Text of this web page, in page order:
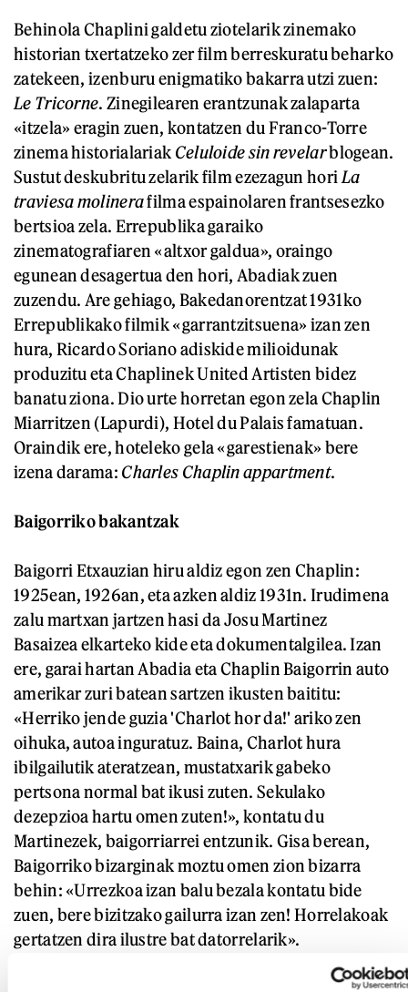
Behinola Chaplini galdetu ziotelarik zinemako
historian txertatzeko zer film berreskuratu beharko
zatekeen, izenburu enigmatiko bakarra utzi zuen:
Le Tricorne. Zinegilearen erantzunak zalaparta
«itzela» eragin zuen, kontatzen du Franco-Torre
zinema historialariak Celuloide sin revelarblogean.
Sustut deskubritu zelarik film ezezagun hori La
traviesa molinerafilma espainolaren frantsesezko
bertsioa zela. Errepublika garaiko
zinematografiaren «altxor galdua», oraingo
egunean desagertua den hori, Abadiak zuen
zuzendu. Are gehiago, Bakedanorentzat 1931ko
Errepublikako filmik «garrantzitsuena» izan zen
hura, Ricardo Soriano adiskide milioidunak
produzitu eta Chaplinek United Artisten bidez
banatu ziona. Dio urte horretan egon zela Chaplin
Miarritzen (Lapurdi), Hotel du Palais famatuan.
Oraindik ere, hoteleko gela «garestienak» bere
izena darama: Charles Chaplin appartment.
Baigorriko bakantzak
Baigorri Etxauzian hiru aldiz egon zen Chaplin:
1925ean, 1926an, eta azken aldiz 1931n. Irudimena
zalu martxan jartzen hasi da Josu Martinez
Basaizea elkarteko kide eta dokumentalgilea. Izan
ere, garai hartan Abadia eta Chaplin Baigorrin auto
amerikar zuri batean sartzen ikusten baititu:
«Herriko jende guzia 'Charlot hor da!' ariko zen
oihuka, autoa inguratuz. Baina, Charlot hura
ibilgailutik ateratzean, mustatxarik gabeko
pertsona normal bat ikusi zuten. Sekulako
dezepzioa hartu omen zuten!», kontatu du
Martinezek, baigorriarrei entzunik. Gisa berean,
Baigorriko bizarginak moztu omen zion bizarra
behin: «Urrezkoa izan balu bezala kontatu bide
zuen, bere bizitzako gailurra izan zen! Horrelakoak
gertatzen dira ilustre bat datorrelarik».
Elkar ezagutu eta hamar urtez adiskidantza estua